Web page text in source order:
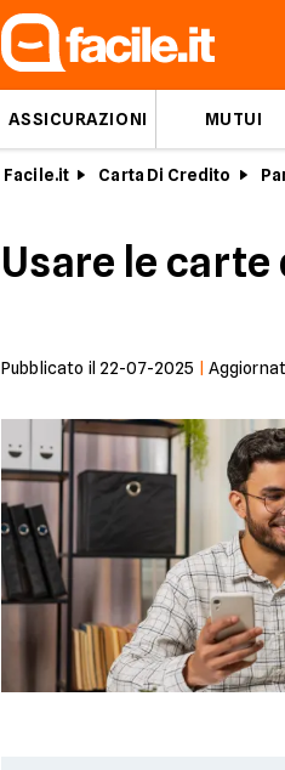
ASSICURAZIONI MUTUI
Facile.it Carta Di Credito
Usare le
Pubblicato il 22-07-2025